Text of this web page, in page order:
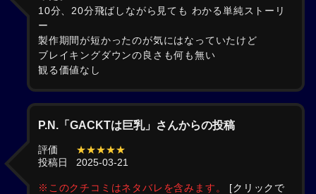
10分、20分飛ばしながら見ても わかる単純ストーリ
ー
製作期間が短かったのが気にはなっていたけど
ブレイキングダウンの良さも何も無い
観る価値なし
P.N.「GACKTは巨乳」さんからの投稿
評価
★★★★★
投稿日
2025-03-21
※このクチコミはネタバレを含みます。
[クリックで